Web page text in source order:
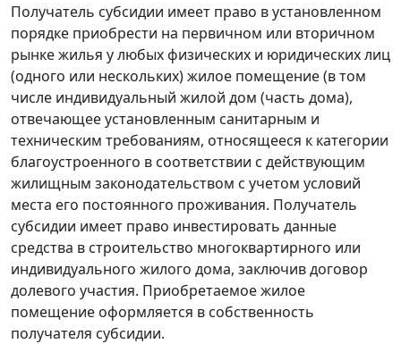
Получатель субсидии имеет право в установленном
порядке приобрести на первичном или вторичном
рынке жилья у любых физических и юридических лиц
(одного или нескольких) жилое помещение (в том
числе индивидуальный жилой дом (часть дома),
отвечающее установленным санитарным и
техническим требованиям, относящееся к категории
благоустроенного в соответствии с действующим
жилищным законодательством с учетом условий
места его постоянного проживания. Получатель
субсидии имеет право инвестировать данные
средства в строительство многоквартирного или
индивидуального жилого дома, заключив договор
долевого участия. Приобретаемое жилое
помещение оформляется в собственность
получателя субсидии.